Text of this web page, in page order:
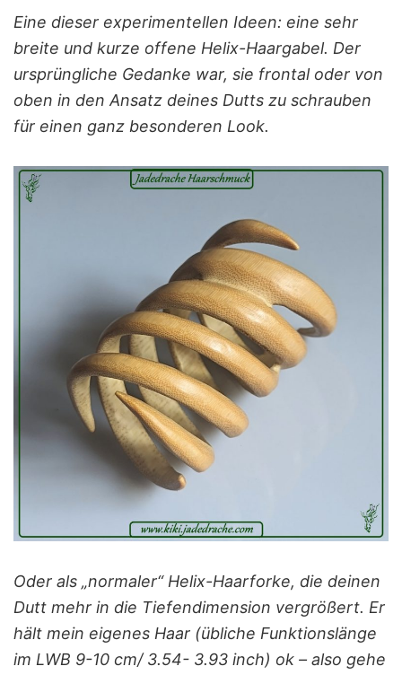
Eine dieser experimentellen Ideen: eine sehr
breite und kurze offene Helix-Haargabel. Der
ursprüngliche Gedanke war, sie frontal oder von
oben in den Ansatz deines Dutts zu schrauben
für einen ganz besonderen Look.
Oder als „normaler“ Helix-Haarforke, die deinen
Dutt mehr in die Tiefendimension vergrößert. Er
hält mein eigenes Haar (übliche Funktionslänge
im LWB 9-10 cm/ 3.54- 3.93 inch) ok – also gehe